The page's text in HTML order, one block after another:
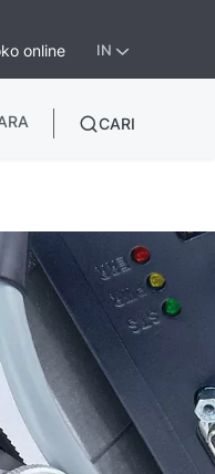
online IN
CARI